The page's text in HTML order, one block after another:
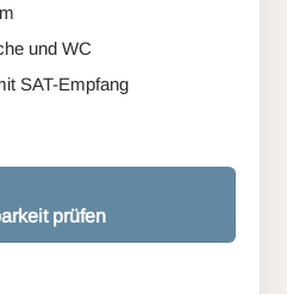
und WC
SAT-Empfang
prüfen